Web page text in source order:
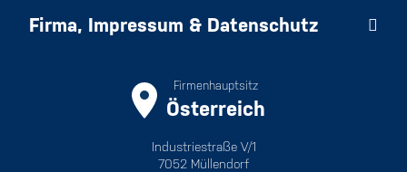
Firma, Impressum & Datenschutz
Firmenhauptsitz
Österreich
Industriestraße V/1
7052 Müllendorf